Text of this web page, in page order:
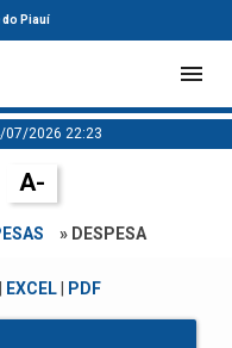
do Piauí
2026 22:23
A-
» DESPESA
EXCEL| PDF